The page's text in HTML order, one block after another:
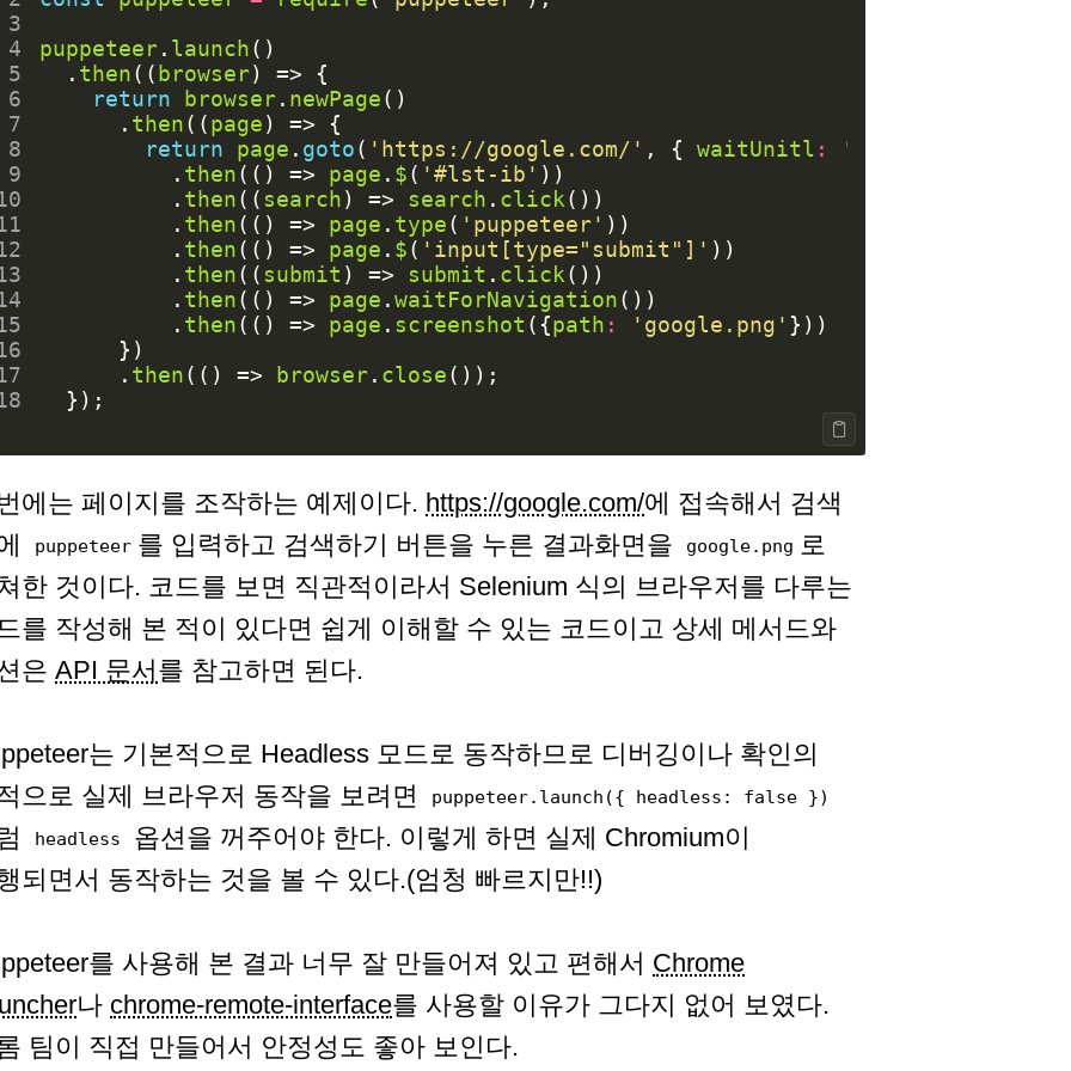
puppeteer. launch()
. then(( browser) =>
{
return browser. newPage()
. then((page) =>
{
return page . goto( 'https://google.com/' , { waitUnitl : 'networkidle'
. then(() => page . $( '#lst-ib' ))
. then((search) => search . click())
. then(() => page . type( 'puppeteer' ))
. then(() => page . $( 'input[type="submit"]' ))
. then((submit ) => submit . click())
. then(() => page .waitForNavigation())
. then(() => page . screenshot ({path : 'google.png' }))
})
. then(() => browser. close());
});
에는 페이지를 조작하는 예제이다. https://google.com/에 접속해서 검색
puppeteer 를 입력하고 검색하기 버튼을 누른 결과화면을 google.png 로
한 것이다. 코드를 보면 직관적이라서 Selenium 식의 브라우저를 다루는
를 작성해 본 적이 있다면 쉽게 이해할 수 있는 코드이고 상세 메서드와
은 API 문서를 참고하면 된다.
는 기본적으로 Headless 모드로 동작하므로 디버깅이나 확인의
으로 실제 브라우저 동작을 보려면
puppeteer.launch({ headless: false })
headless
옵션을 꺼주어야 한다. 이렇게 하면 실제 Chromium이
되면서 동작하는 것을 볼 수 있다.(엄청 빠르지만!!)
를 사용해 본 결과 너무 잘 만들어져 있고 편해서 Chrome
나 chrome-remote-interface를 사용할 이유가 그다지 없어 보였다.
팀이 직접 만들어서 안정성도 좋아 보인다.